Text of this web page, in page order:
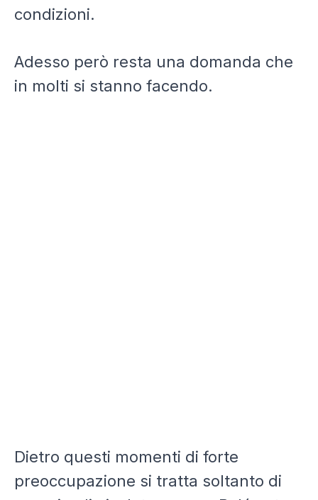
condizioni.
Adesso però resta una domanda che
in molti si stanno facendo.
Dietro questi momenti di forte
preoccupazione si tratta soltanto di